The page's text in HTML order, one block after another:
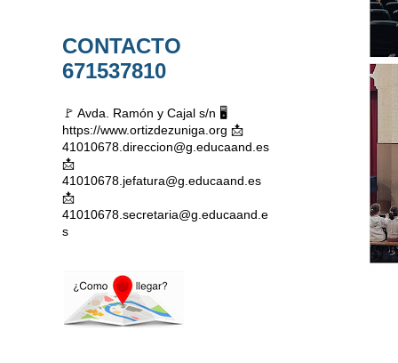
CONTACTO
671537810
🚩 Avda. Ramón y Cajal s/n 🖥️
https://www.ortizdezuniga.org 📩
41010678.direccion@g.educaand.es
📩
41010678.jefatura@g.educaand.es
📩
41010678.secretaria@g.educaand.e
s